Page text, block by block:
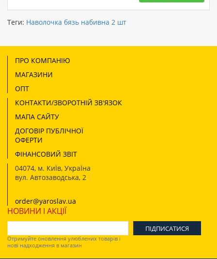
Теги: Наволочка бязь набивна 2 шт
ПРО КОМПАНІЮ
МАГАЗИНИ
ОПТ
КОНТАКТИ/ЗВОРОТНІЙ ЗВ'ЯЗОК
МАПА САЙТУ
ДОГОВІР ПУБЛІЧНОЇ
ОФЕРТИ
ФІНАНСОВИЙ ЗВІТ
04074, м. КиЇв, УкраЇна
вул. Автозаводська, 2
order@yaroslav.ua
НОВИНИ І АКЦІЇ
Отримуйте оновлення улюблених товарів і
нові надходження в магазин